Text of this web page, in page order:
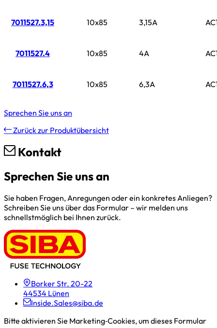
7011527.3,15 10x85 3,15A
7011527.4 10x85 4A
7011527.6,3 10x85 6,3A
Sprechen Sie uns an
Zurück zur Produktübersicht
Kontakt
Sprechen Sie uns an
Sie haben Fragen, Anregungen oder ein konkretes Anliegen?
Schreiben Sie uns über das Formular – wir melden uns
schnellstmöglich bei Ihnen zurück.
Borker Str. 20-22
44534 Lünen
Inside.Sales@siba.de
Bitte aktivieren Sie Marketing‑Cookies, um dieses Formular